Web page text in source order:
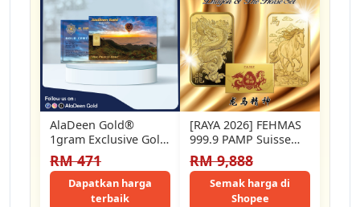
AlaDeen Gold®️
1gram Exclusive Gold
Bar 999.9Au AlaDeen
Gold (The Purest
Gold)
RM 471
Dapatkan harga
terbaik
[RAYA 2026] FEHMAS
999.9 PAMP Suisse
2026 Lunar Legend
Horse And 2024…
RM 9,888
Semak harga di
Shopee